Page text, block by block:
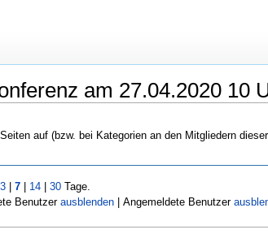
am 27.04.2020 10
auf (bzw. bei Kategorien an den Mitgliedern
3| 7| 14| 30Tage.
Benutzer ausblenden| Angemeldete Benutzer